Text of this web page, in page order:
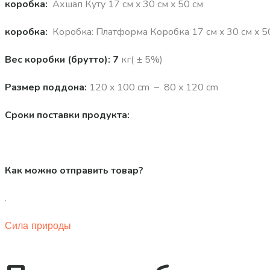
коробка: Ахшап Куту 17 см x 30 см x 50 см
коробка: Коробка: Платформа Коробка 17 см x 30 см x
Вес коробки (брутто): 7 кг( ± 5%)
Размер поддона: 120 x 100 cm – 80 x 120 cm
Сроки поставки продукта:
Как можно отправить товар?
.
Сила природы